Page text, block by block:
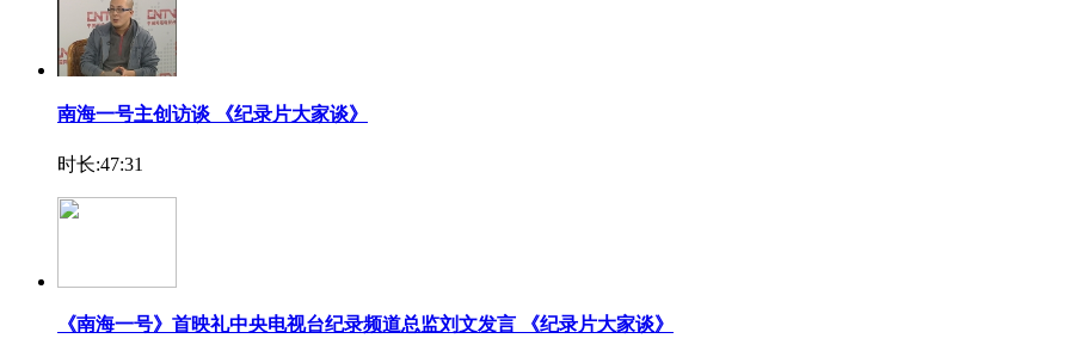
南海一号主创访谈 《纪录片大家谈》
时长:47:31
《南海一号》首映礼中央电视台纪录频道总监刘文发言 《纪录片大家谈》